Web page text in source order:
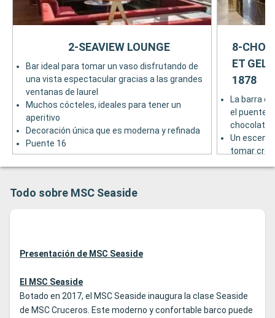
Bar ideal para tomar un vaso disfrutando de
una vista espectacular gracias a las grandes
ventanas de laurel
Muchos cócteles, ideales para tener un
aperitivo
Decoración única que es moderna y refinada
Puente 16
2-SEAVIEW LOUNGE
La barra
el puente
chocolate
Un
tomar
8-
ET
1878
Todo sobre MSC Seaside
Presentación de MSC Seaside
El MSC Seaside
Botado en 2017, el MSC Seaside inaugura la clase Seaside
de MSC Cruceros. Este moderno y confortable barco puede